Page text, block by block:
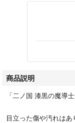
商品説明
「二ノ国 漆黒の魔導士
目立った傷や汚れは